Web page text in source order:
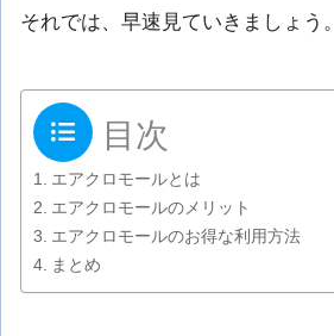
それでは、早速見ていきましょう。
目次
エアクロモールとは
エアクロモールのメリット
エアクロモールのお得な利用方法
まとめ